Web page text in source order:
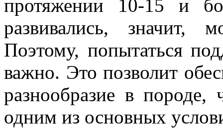
протяжении 10-15 и
развивались, значит,
Поэтому, попытаться
важно. Это позволит
разнообразие в породе,
одним из основных